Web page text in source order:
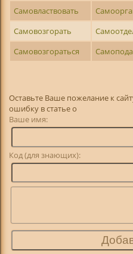
Самовластвовать
Самовозгорать
Самовозгораться
Оставьте Ваше пожелание к
ошибку в статье о
Ваше имя:
Код (для знающих):